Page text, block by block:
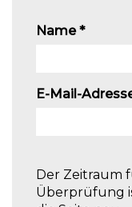
Name*
E-Mail-
Der Zeitraum
Überprüfung